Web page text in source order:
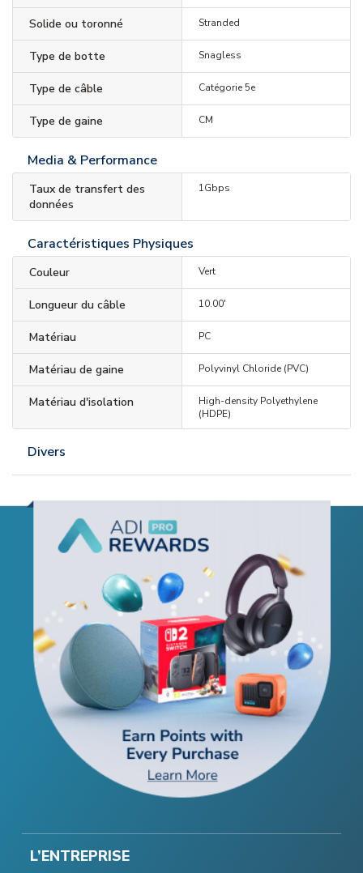
Solide ou toronné Stranded
Type de botte Snagless
Type de câble Catégorie 5e
Type de gaine CM
Media & Performance
Taux de transfert des
données
1Gbps
Caractéristiques Physiques
Couleur Vert
Longueur du câble 10.00'
Matériau PC
Matériau de gaine Polyvinyl Chloride (PVC)
Matériau d'isolation
High-density Polyethylene
(HDPE)
Divers
L’ENTREPRISE